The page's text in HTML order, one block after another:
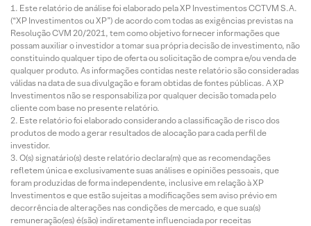
Este relatório de análise foi elaborado pela XP Investimentos CCTVM S.A.
(“XP Investimentos ou XP”) de acordo com todas as exigências previstas na
Resolução CVM 20/2021, tem como objetivo fornecer informações que
possam auxiliar o investidor a tomar sua própria decisão de investimento, não
constituindo qualquer tipo de oferta ou solicitação de compra e/ou venda de
qualquer produto. As informações contidas neste relatório são consideradas
válidas na data de sua divulgação e foram obtidas de fontes públicas. A XP
Investimentos não se responsabiliza por qualquer decisão tomada pelo
cliente com base no presente relatório.
Este relatório foi elaborado considerando a classificação de risco dos
produtos de modo a gerar resultados de alocação para cada perfil de
investidor.
O(s) signatário(s) deste relatório declara(m) que as recomendações
refletem única e exclusivamente suas análises e opiniões pessoais, que
foram produzidas de forma independente, inclusive em relação à XP
Investimentos e que estão sujeitas a modificações sem aviso prévio em
decorrência de alterações nas condições de mercado, e que sua(s)
remuneração(es) é(são) indiretamente influenciada por receitas